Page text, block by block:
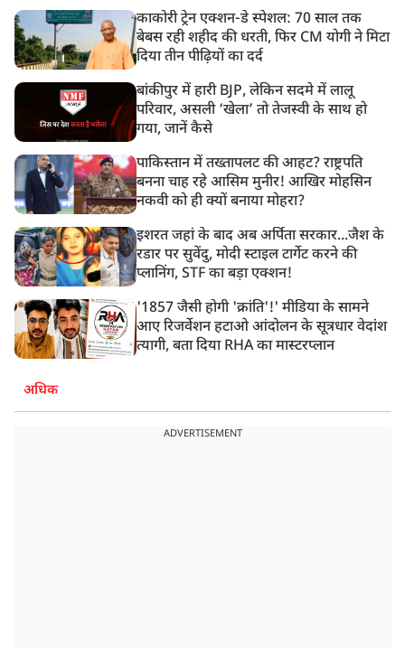
काकोरी ट्रेन एक्शन-डे स्पेशल: 70 साल तक
बेबस रही शहीद की धरती, फिर CM योगी ने मिटा
दिया तीन पीढ़ियों का दर्द
बांकीपुर में हारी BJP, लेकिन सदमे में लालू
परिवार, असली ‘खेला’ तो तेजस्वी के साथ हो
गया, जानें कैसे
पाकिस्तान में तख्तापलट की आहट? राष्ट्रपति
बनना चाह रहे आसिम मुनीर! आखिर मोहसिन
नकवी को ही क्यों बनाया मोहरा?
इशरत जहां के बाद अब अर्पिता सरकार...जैश के
रडार पर सुवेंदु, मोदी स्टाइल टार्गेट करने की
प्लानिंग, STF का बड़ा एक्शन!
'1857 जैसी होगी 'क्रांति'!' मीडिया के सामने
आए रिजर्वेशन हटाओ आंदोलन के सूत्रधार वेदांश
त्यागी, बता दिया RHA का मास्टरप्लान
अधिक
ADVERTISEMENT